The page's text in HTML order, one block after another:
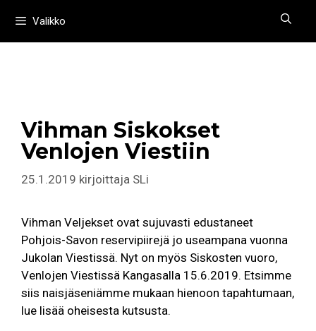
sisältöönValikko
Vihman Siskokset
Venlojen Viestiin
25.1.2019 kirjoittaja SLi
Vihman Veljekset ovat sujuvasti edustaneet
Pohjois-Savon reservipiirejä jo useampana vuonna
Jukolan Viestissä. Nyt on myös Siskosten vuoro,
Venlojen Viestissä Kangasalla 15.6.2019. Etsimme
siis naisjäseniämme mukaan hienoon tapahtumaan,
lue lisää oheisesta kutsusta.